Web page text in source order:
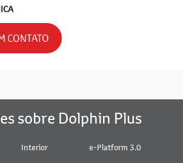
CONTATO
sobre Dolphin Plus
Interior e-Platform 3.0